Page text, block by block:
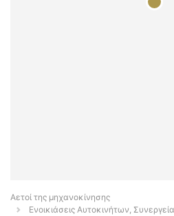
Αετοί της μηχανοκίνησης
Ενοικιάσεις Αυτοκινήτων,